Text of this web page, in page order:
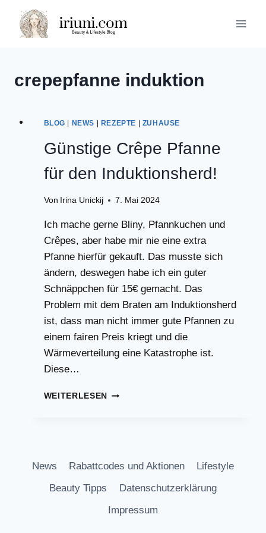
Inhalt
springen
crepepfanne induktion
BLOG NEWS REZEPTE ZUHAUSE
Günstige Crêpe Pfanne
für den Induktionsherd!
Von Irina Unickij 7. Mai 2024
Ich mache gerne Bliny, Pfannkuchen und
Crêpes, aber habe mir nie eine extra
Pfanne hierfür gekauft. Das musste sich
ändern, deswegen habe ich ein guter
Schnäppchen für 15€ gemacht. Das
Problem mit dem Braten am Induktionsherd
ist, dass man nicht immer gute Pfannen zu
einem fairen Preis kriegt und die
Wärmeverteilung eine Katastrophe ist.
Diese…
WEITERLESENGÜNSTIGE
News Rabattcodes und Aktionen
Lifestyle
Beauty Tipps
Datenschutzerklärung
Impressum